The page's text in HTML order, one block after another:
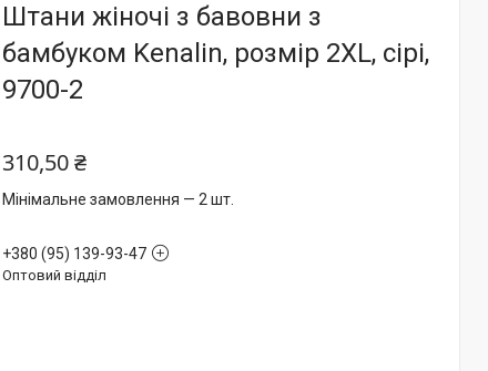
Штани жіночі з бавовни з
бамбуком Kenalin, розмір 2XL, сірі,
9700-2
310,50 ₴
Мінімальне замовлення — 2 шт.
+380 (95) 139-93-47
Оптовий відділ